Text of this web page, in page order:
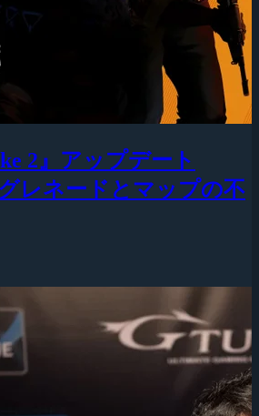
2』アップデート
レネードとマップの不